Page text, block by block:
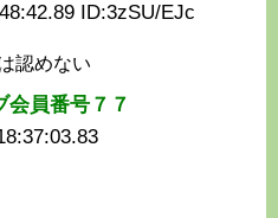
ID:3zSU/EJc
認めない
会員番号７７